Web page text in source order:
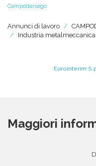
Persone
Servizi
Lavora
Campodarsego
Annunci di lavoro
Industria
Eurointerim
Maggiori